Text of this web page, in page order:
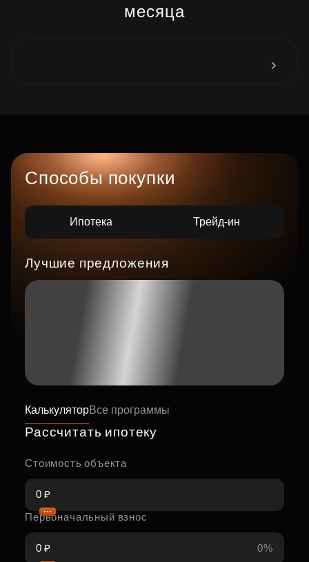
месяца
Способы покупки
Ипотека Трейд-ин
Лучшие предложения
КалькуляторВсе программы
Рассчитать ипотеку
Стоимость объекта
Первоначальный взнос
0%